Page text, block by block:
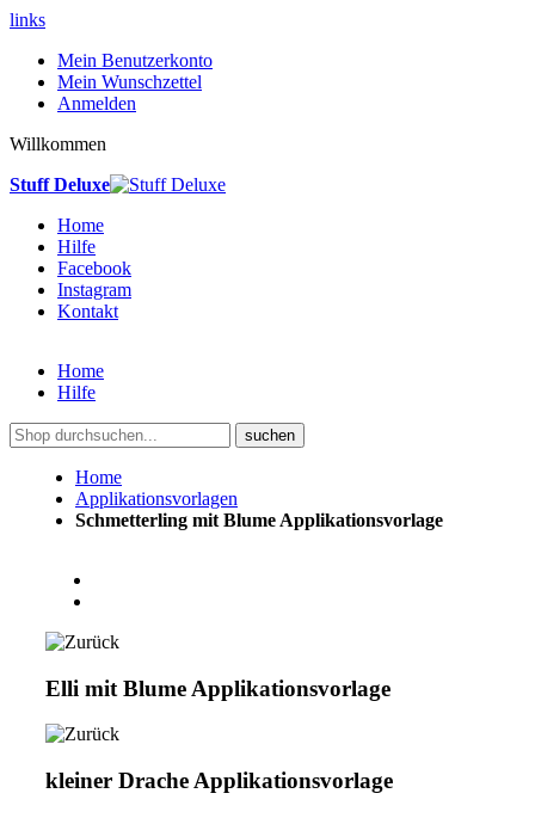
links
Mein Benutzerkonto
Mein Wunschzettel
Anmelden
Willkommen
Stuff Deluxe
Home
Hilfe
Facebook
Instagram
Kontakt
Home
Hilfe
suchen
Home
Applikationsvorlagen
Schmetterling mit Blume Applikationsvorlage
Elli mit Blume Applikationsvorlage
kleiner Drache Applikationsvorlage